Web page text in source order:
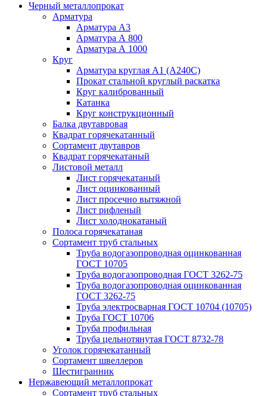
Черный металлопрокат
Арматура
Арматура А3
Арматура А 800
Арматура А 1000
Круг
Арматура круглая А1 (А240C)
Прокат стальной круглый раскатка
Круг калиброванный
Катанка
Круг конструкционный
Балка двутавровая
Квадрат горячекатанный
Сортамент двутавров
Квадрат горячекатаный
Листовой металл
Лист горячекатаный
Лист оцинкованный
Лист просечно вытяжной
Лист рифленый
Лист холоднокатаный
Полоса горячекатаная
Сортамент труб стальных
Труба водогазопроводная оцинкованная
ГОСТ 10705
Труба водогазопроводная ГОСТ 3262-75
Труба водогазопроводная оцинкованная
ГОСТ 3262-75
Труба электросварная ГОСТ 10704 (10705)
Труба ГОСТ 10706
Труба профильная
Труба цельнотянутая ГОСТ 8732-78
Уголок горячекатанный
Сортамент швеллеров
Шестигранник
Нержавеющий металлопрокат
Сортамент труб стальных